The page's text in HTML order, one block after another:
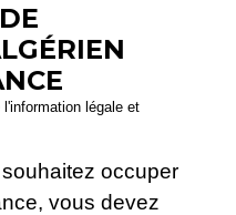
légale et
occuper
vous devez